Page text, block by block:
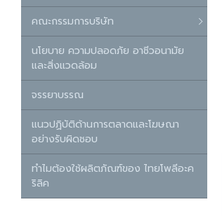
คณะกรรมการบริษัท
นโยบาย ความปลอดภัย อาชีวอนามัย
และสิ่งแวดล้อม
จรรยาบรรณ
แนวปฏิบัติด้านการตลาดและโฆษณา
อย่างรับผิดชอบ
ทำไมต้องใช้ผลิตภัณฑ์ของ ไทยโพลีอะค
ริลิค